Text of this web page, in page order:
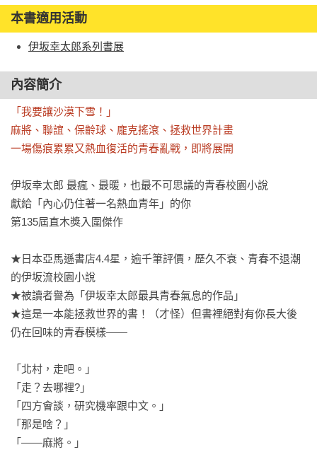
本書適用活動
伊坂幸太郎系列書展
內容簡介
「我要讓沙漠下雪！」
麻將、聯誼、保齡球、龐克搖滾、拯救世界計畫
一場傷痕累累又熱血復活的青春亂戰，即將展開
伊坂幸太郎 最瘋、最暖，也最不可思議的青春校園小說
獻給「內心仍住著一名熱血青年」的你
第135屆直木獎入圍傑作
★日本亞馬遜書店4.4星，逾千筆評價，歷久不衰、青春不退潮
的伊坂流校園小說
★被讀者譽為「伊坂幸太郎最具青春氣息的作品」
★這是一本能拯救世界的書！（才怪）但書裡絕對有你長大後
仍在回味的青春模樣——
「北村，走吧。」
「走？去哪裡?」
「四方會談，研究機率跟中文。」
「那是啥？」
「——麻將。」